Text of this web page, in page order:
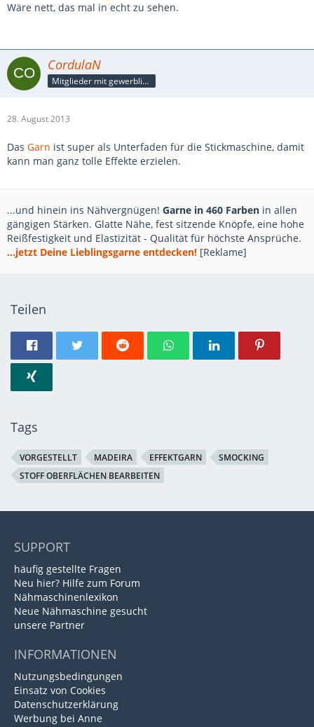
Wäre nett, das mal in echt zu sehen.
CordulaN
Mitglieder mit gewerblicher Verbindung, auch als Mitarbeiter/in
28. August 2013
Das Garn ist super als Unterfaden für die Stickmaschine, damit
kann man ganz tolle Effekte erzielen.
...und hinein ins Nähvergnügen! Garne in 460 Farben in allen
gängigen Stärken. Glatte Nähe, fest sitzende Knöpfe, eine hohe
Reißfestigkeit und Elastizität - Qualität für höchste Ansprüche.
...jetzt Deine Lieblingsgarne entdecken! [Reklame]
Teilen
Tags
VORGESTELLT MADEIRA EFFEKTGARN
SMOCKING
STOFF OBERFLÄCHEN BEARBEITEN
SUPPORT
häufig gestellte Fragen
Neu hier? Hilfe zum Forum
Nähmaschinenlexikon
Neue Nähmaschine gesucht
unsere Partner
INFORMATIONEN
Nutzungsbedingungen
Einsatz von Cookies
Datenschutzerklärung
Werbung bei Anne